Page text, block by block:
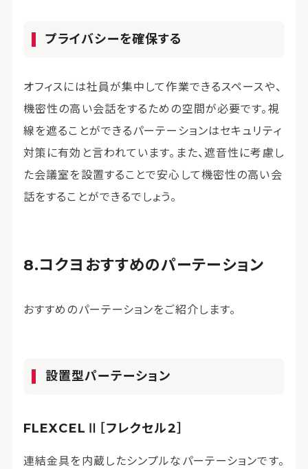
プライバシーを確保する
オフィスには社員が集中して作業できるスペースや、
機密性の高い会話をするための空間が必要です。視
線を遮ることができるパーテーションはセキュリティ
対策に有効と言われています。また、遮音性に考慮し
た会議室を設置することで安心して機密性の高い会
話をすることができるでしょう。
コクヨおすすめのパーテーション
おすすめのパーテーションをご紹介します。
設置型パーテーション
FLEXCELⅡ［フレクセル2］
連結金具を内蔵したシンプルなパーテーションです。